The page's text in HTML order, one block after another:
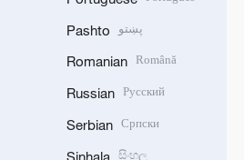
Pashto پښتو
Romanian Română
Russian Русский
Serbian Српски
Sinhala සිංහල